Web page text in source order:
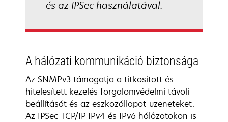
és az IPSec használatával.
A hálózati kommunikáció biztonsága
Az SNMPv3 támogatja a titkosított és
hitelesített kezelés forgalomvédelmi távoli
beállítását és az eszközállapot-üzeneteket.
Az IPSec TCP/IP IPv4 és IPv6 hálózatokon is